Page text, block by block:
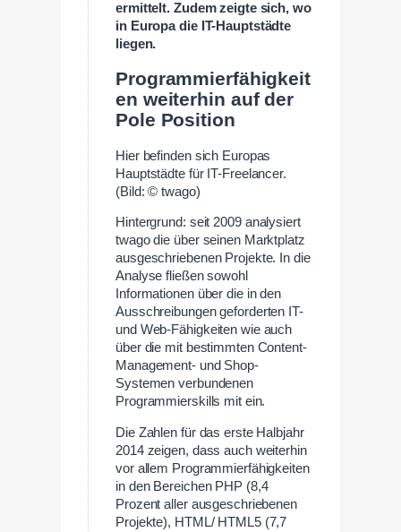
ermittelt. Zudem zeigte sich, wo
in Europa die IT-Hauptstädte
liegen.
Programmierfähigkeit
en weiterhin auf der
Pole Position
Hier befinden sich Europas
Hauptstädte für IT-Freelancer.
(Bild: © twago)
Hintergrund: seit 2009 analysiert
twago die über seinen Marktplatz
ausgeschriebenen Projekte. In die
Analyse fließen sowohl
Informationen über die in den
Ausschreibungen geforderten IT-
und Web-Fähigkeiten wie auch
über die mit bestimmten Content-
Management- und Shop-
Systemen verbundenen
Programmierskills mit ein.
Die Zahlen für das erste Halbjahr
2014 zeigen, dass auch weiterhin
vor allem Programmierfähigkeiten
in den Bereichen PHP (8,4
Prozent aller ausgeschriebenen
Projekte), HTML/ HTML5 (7,7